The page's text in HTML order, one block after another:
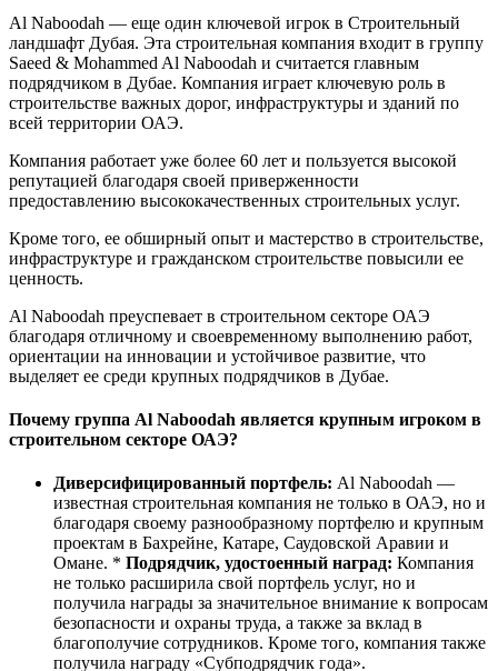
Al Naboodah — еще один ключевой игрок в Строительный
ландшафт Дубая. Эта строительная компания входит в группу
Saeed & Mohammed Al Naboodah и считается главным
подрядчиком в Дубае. Компания играет ключевую роль в
строительстве важных дорог, инфраструктуры и зданий по
всей территории ОАЭ.
Компания работает уже более 60 лет и пользуется высокой
репутацией благодаря своей приверженности
предоставлению высококачественных строительных услуг.
Кроме того, ее обширный опыт и мастерство в строительстве,
инфраструктуре и гражданском строительстве повысили ее
ценность.
Al Naboodah преуспевает в строительном секторе ОАЭ
благодаря отличному и своевременному выполнению работ,
ориентации на инновации и устойчивое развитие, что
выделяет ее среди крупных подрядчиков в Дубае.
Почему группа Al Naboodah является крупным игроком в
строительном секторе ОАЭ?
Диверсифицированный портфель: Al Naboodah —
известная строительная компания не только в ОАЭ, но и
благодаря своему разнообразному портфелю и крупным
проектам в Бахрейне, Катаре, Саудовской Аравии и
Омане. * Подрядчик, удостоенный наград: Компания
не только расширила свой портфель услуг, но и
получила награды за значительное внимание к вопросам
безопасности и охраны труда, а также за вклад в
благополучие сотрудников. Кроме того, компания также
получила награду «Субподрядчик года».